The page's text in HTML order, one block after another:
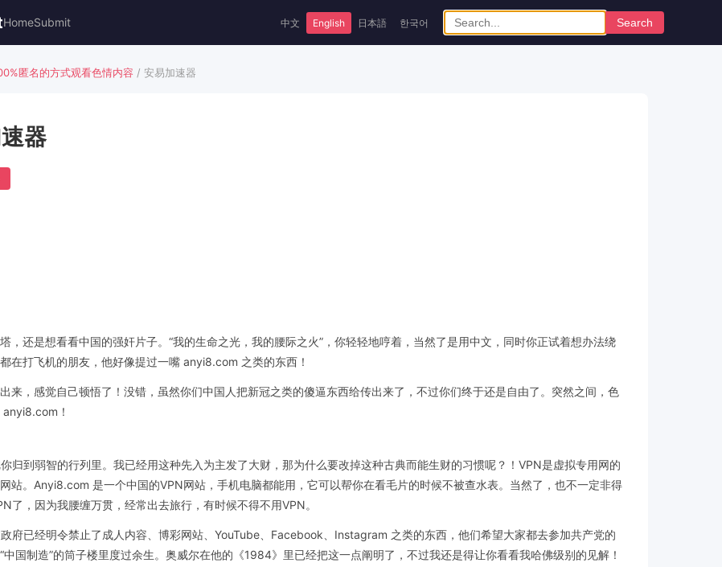
HomeSubmit 中文 English 日本語 한국어 Search
匿名的方式观看色情内容 / 安易加速器
器
，还是想看看中国的强奸片子。“我的生命之光，我的腰际之火”，你轻轻地哼着，当然了是用中文，同时你正试着想办法绕
在打飞机的朋友，他好像提过一嘴 anyi8.com 之类的东西！
来，感觉自己顿悟了！没错，虽然你们中国人把新冠之类的傻逼东西给传出来了，不过你们终于还是自由了。突然之间，色
！
归到弱智的行列里。我已经用这种先入为主发了大财，那为什么要改掉这种古典而能生财的习惯呢？！VPN是虚拟专用网的
站。Anyi8.com 是一个中国的VPN网站，手机电脑都能用，它可以帮你在看毛片的时候不被查水表。当然了，也不一定非得
了，因为我腰缠万贯，经常出去旅行，有时候不得不用VPN。
府已经明令禁止了成人内容、博彩网站、YouTube、Facebook、Instagram 之类的东西，他们希望大家都去参加共产党的
国制造”的筒子楼里度过余生。奥威尔在他的《1984》里已经把这一点阐明了，不过我还是得让你看看我哈佛级别的见解！